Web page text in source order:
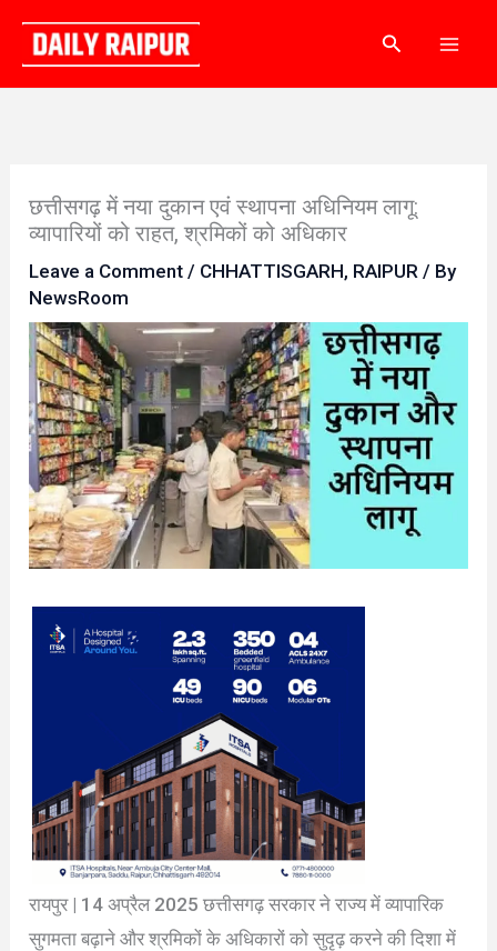
content
Search
छत्तीसगढ़ में नया दुकान एवं स्थापना अधिनियम लागू:
व्यापारियों को राहत, श्रमिकों को अधिकार
Leave a Comment / CHHATTISGARH, RAIPUR / By
NewsRoom
रायपुर | 14 अप्रैल 2025 छत्तीसगढ़ सरकार ने राज्य में व्यापारिक
सुगमता बढ़ाने और श्रमिकों के अधिकारों को सुदृढ़ करने की दिशा में